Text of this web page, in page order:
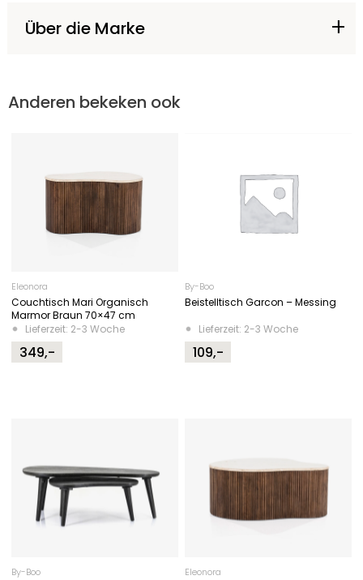
Über die Marke
Anderen bekeken ook
Eleonora
Couchtisch Mari Organisch
Marmor Braun 70×47 cm
Lieferzeit: 2-3 Woche
349,-
By-Boo
Beistelltisch Garcon – Messing
Lieferzeit: 2-3 Woche
109,-
By-Boo Eleonora